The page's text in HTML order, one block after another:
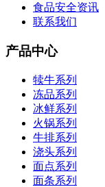
食品安全资讯
联系我们
产品中心
犊牛系列
冻品系列
冰鲜系列
火锅系列
牛排系列
浇头系列
面点系列
面条系列